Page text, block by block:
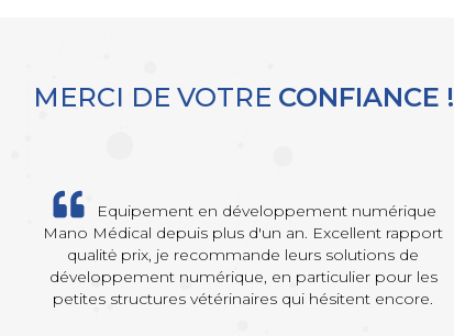
MERCI DE VOTRE CONFIANCE !
Equipement en développement numérique
Mano Médical depuis plus d'un an. Excellent rapport
qualitė prix, je recommande leurs solutions de
développement numérique, en particulier pour les
petites structures vétérinaires qui hésitent encore.